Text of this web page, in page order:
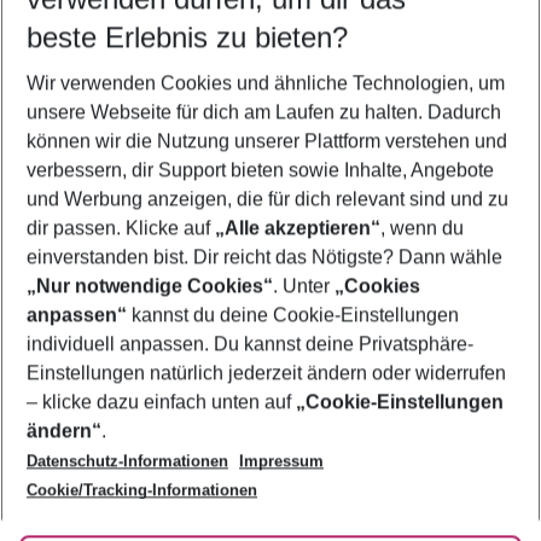
5-8 Nächte
2 Erwachsene Keine Kinder
Mehr Filter anzeigen
Footer
Footer navigation
Über uns
AGB
Bestpreisgarantie
Cookie-Einstellungen ändern
Cookie-Richtlinie
Agenturbetreuung
Barrierefreies Reisen
Folge uns
beste Erlebnis zu bieten?
Wir verwenden Cookies und ähnliche Technologien, um
unsere Webseite für dich am Laufen zu halten. Dadurch
können wir die Nutzung unserer Plattform verstehen und
verbessern, dir Support bieten sowie Inhalte, Angebote
und Werbung anzeigen, die für dich relevant sind und zu
dir passen. Klicke auf „Alle akzeptieren“, wenn du
einverstanden bist. Dir reicht das Nötigste? Dann wähle
„Nur notwendige Cookies“. Unter „Cookies
anpassen“ kannst du deine Cookie-Einstellungen
individuell anpassen. Du kannst deine Privatsphäre-
Einstellungen natürlich jederzeit ändern oder widerrufen
– klicke dazu einfach unten auf „Cookie-Einstellungen
ändern“.
Datenschutz-Informationen
Impressum
Cookie/Tracking-Informationen